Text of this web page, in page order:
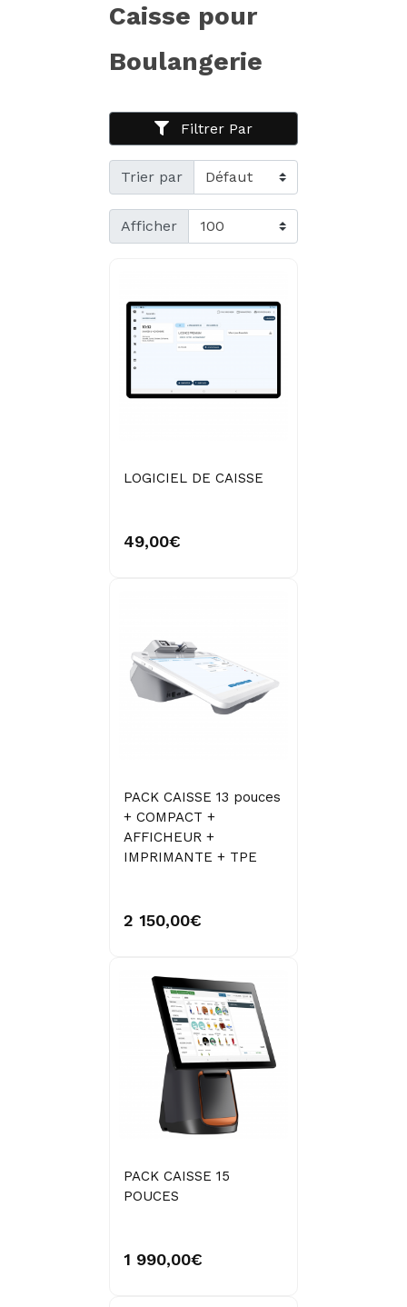
Caisse pour
Boulangerie
Filtrer Par
Trier par
Afficher
LOGICIEL DE CAISSE
49,00€
PACK CAISSE 13 pouces
+ COMPACT +
AFFICHEUR +
IMPRIMANTE + TPE
2 150,00€
PACK CAISSE 15
POUCES
1 990,00€